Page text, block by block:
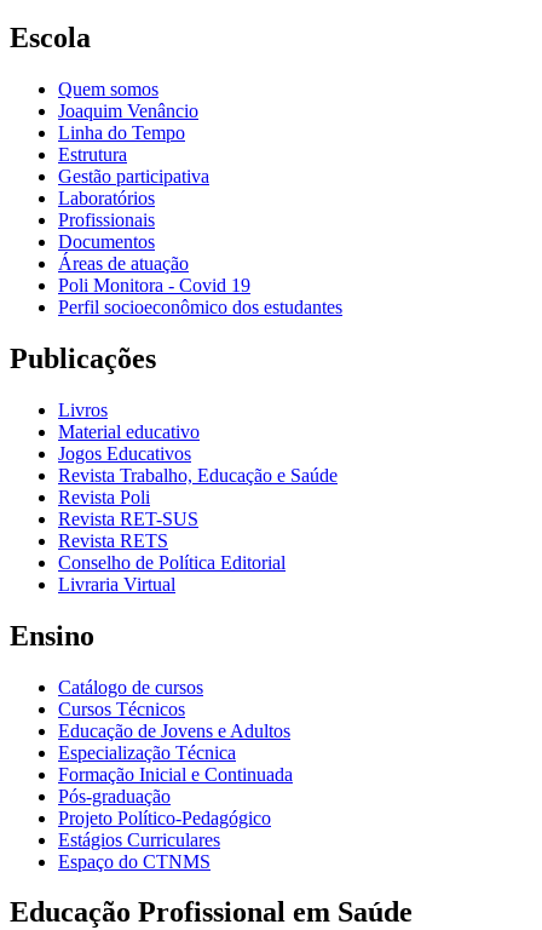
Escola
Quem somos
Joaquim Venâncio
Linha do Tempo
Estrutura
Gestão participativa
Laboratórios
Profissionais
Documentos
Áreas de atuação
Poli Monitora - Covid 19
Perfil socioeconômico dos estudantes
Publicações
Livros
Material educativo
Jogos Educativos
Revista Trabalho, Educação e Saúde
Revista Poli
Revista RET-SUS
Revista RETS
Conselho de Política Editorial
Livraria Virtual
Ensino
Catálogo de cursos
Cursos Técnicos
Educação de Jovens e Adultos
Especialização Técnica
Formação Inicial e Continuada
Pós-graduação
Projeto Político-Pedagógico
Estágios Curriculares
Espaço do CTNMS
Educação Profissional em Saúde